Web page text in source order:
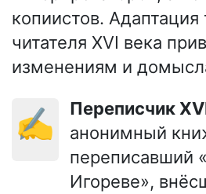
копиистов. Адаптация
читателя XVI века
изменениям и
✍️ Переписчик
анонимный
переписавший
Игореве»,